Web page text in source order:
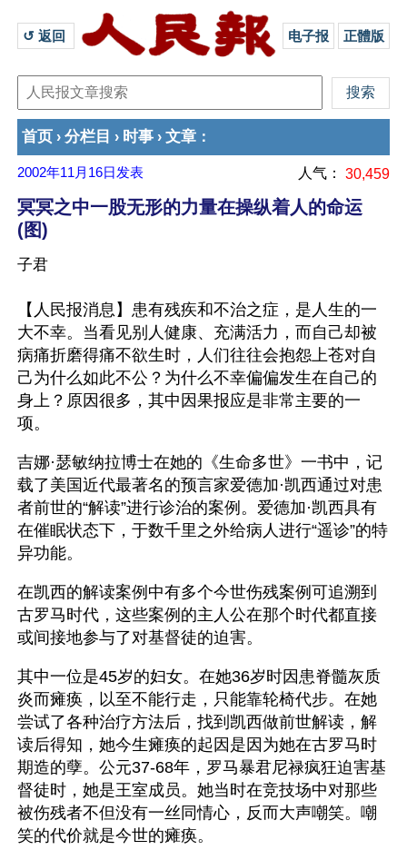
↺ 返回 电子报 正體版
首页 › 分栏目 › 时事 › 文章 ：
2002年11月16日 发表 人气： 30,459
冥冥之中一股无形的力量在操纵着人的命运
(图)
子君
【人民报消息】患有残疾和不治之症，是人生的一
大不幸。当看见别人健康、充满活力，而自己却被
病痛折磨得痛不欲生时，人们往往会抱怨上苍对自
己为什么如此不公？为什么不幸偏偏发生在自己的
身上？原因很多，其中因果报应是非常主要的一
项。
吉娜·瑟敏纳拉博士在她的《生命多世》一书中，记
载了美国近代最著名的预言家爱德加·凯西通过对患
者前世的“解读”进行诊治的案例。爱德加·凯西具有
在催眠状态下，于数千里之外给病人进行“遥诊”的特
异功能。
在凯西的解读案例中有多个今世伤残案例可追溯到
古罗马时代，这些案例的主人公在那个时代都直接
或间接地参与了对基督徒的迫害。
其中一位是45岁的妇女。在她36岁时因患脊髓灰质
炎而瘫痪，以至不能行走，只能靠轮椅代步。在她
尝试了各种治疗方法后，找到凯西做前世解读，解
读后得知，她今生瘫痪的起因是因为她在古罗马时
期造的孽。公元37-68年，罗马暴君尼禄疯狂迫害基
督徒时，她是王室成员。她当时在竞技场中对那些
被伤残者不但没有一丝同情心，反而大声嘲笑。嘲
笑的代价就是今世的瘫痪。